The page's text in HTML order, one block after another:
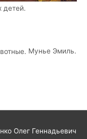
детей.
Мунье Эмиль.
Олег Геннадьевич